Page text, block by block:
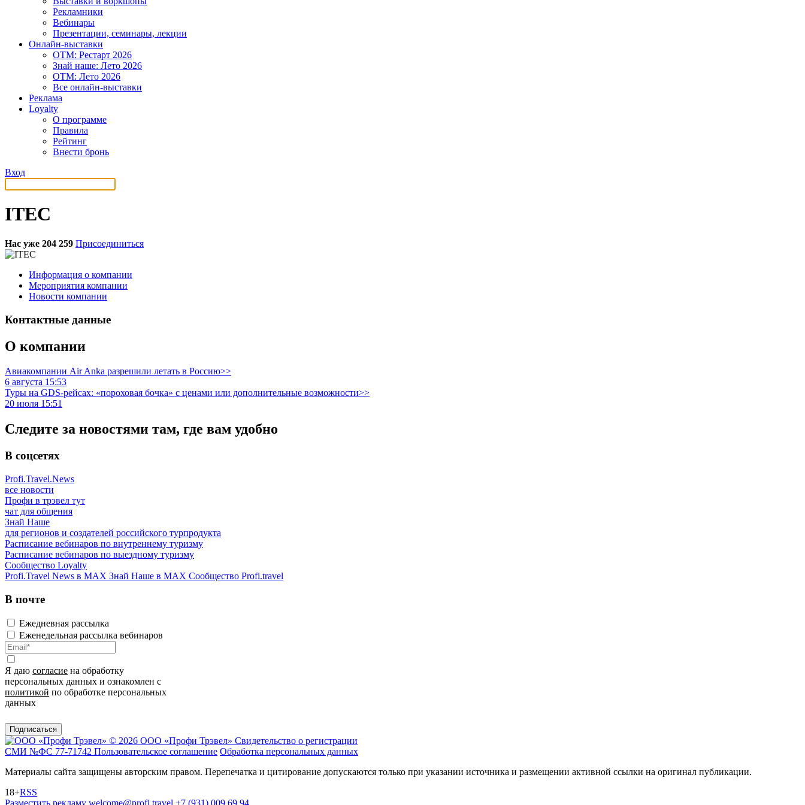
Рекламники
Вебинары
Презентации, семинары, лекции
Онлайн-выставки
OTM: Рестарт 2026
Знай наше: Лето 2026
OTM: Лето 2026
Все онлайн-выставки
Реклама
Loyalty
О программе
Правила
Рейтинг
Внести бронь
Вход
ITEC
Нас уже 204 259 Присоединиться
Информация о компании
Мероприятия компании
Новости компании
Контактные данные
О компании
Авиакомпании Air Anka разрешили летать в Россию>>
6 августа 15:53
Туры на GDS-рейсах: «пороховая бочка» с ценами или дополнительные возможности>>
20 июля 15:51
Следите за новостями там, где вам удобно
В соцсетях
Profi.Travel.News
все новости
Профи в трэвел тут
чат для общения
Знай Наше
для регионов и создателей российского турпродукта
Расписание вебинаров по внутреннему туризму
Расписание вебинаров по выездному туризму
Сообщество Loyalty
Profi.Travel News в MAX Знай Наше в MAX Сообщество Profi.travel
В почте
Ежедневная рассылка
Еженедельная рассылка вебинаров
Я даю согласие на обработку
персональных данных и ознакомлен с
политикой по обработке персональных
данных
Подписаться
© 2026 ООО «Профи Трэвeл» Свидетельство о регистрации
СМИ №ФС 77-71742 Пользовательское соглашение Обработка персональных данных
Материалы сайта защищены авторским правом. Перепечатка и цитирование допускаются только при указании источника и размещении активной ссылки на оригинал публикации.
18+RSS